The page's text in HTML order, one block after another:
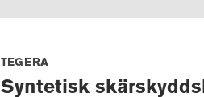
TEGERA
Syntetisk